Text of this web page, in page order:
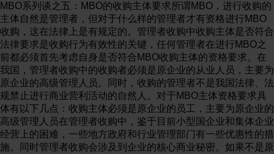
MBO系列谈之五：MBO的收购主体要求所谓MBO，进行收购的
主体自然是管理者，但对于什么样的管理者才有资格进行MBO
收购，这在法律上是有规定的。管理者收购中收购主体是否符合
法律要求是收购行为有效性的关键，任何管理者在进行MBO之
前都必须首先考虑自身是否符合MBO收购主体的资格要求。在
我国，管理者收购中的收购者必须是原企业的从业人员，主要为
原企业的高级管理人员。同时，收购的管理者不是我国法律、法
规禁止进行商业营利活动的自然人。对于MBO主体资格要求具
体有以下几点：收购主体必须是原企业的员工，主要为原企业的
高级管理人员在管理者收购中，鉴于目前小型国企业和集体企业
经营上的困难，一些地方政府和行业管理部门有一些优惠性的措
施。同时管理者收购会涉及到企业的核心商业秘密。如果不是原